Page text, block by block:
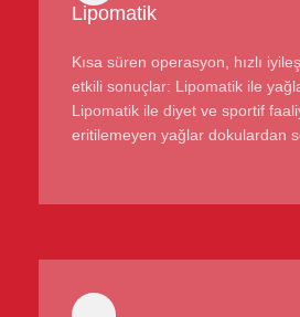
Lipomatik
Kısa süren operasyon, hızlı
etkili sonuçlar: Lipomatik ile
Lipomatik ile diyet ve sportif
eritilemeyen yağlar dokulardan